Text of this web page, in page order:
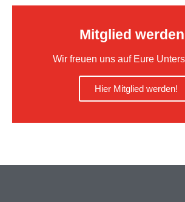
Mitglied
Wir freuen uns auf Eure
Hier Mitglied werden!